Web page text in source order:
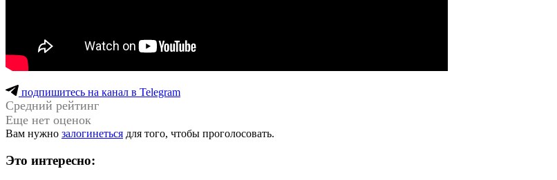
подпишитесь на канал в Telegram
Средний рейтинг
Еще нет оценок
Вам нужно залогинеться для того, чтобы проголосовать.
Это интересно: